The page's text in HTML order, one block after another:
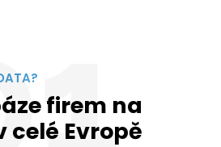
firem na
celé Evropě